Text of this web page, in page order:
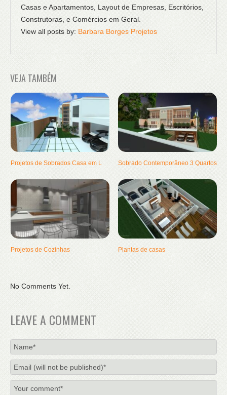
Casas e Apartamentos, Layout de Empresas, Escritórios,
Construtoras, e Comércios em Geral.
View all posts by: Barbara Borges Projetos
VEJA TAMBÉM
Projetos de Sobrados Casa em L Sobrado Contemporâneo 3 Quartos
Projetos de Cozinhas Plantas de casas
No Comments Yet.
LEAVE A COMMENT